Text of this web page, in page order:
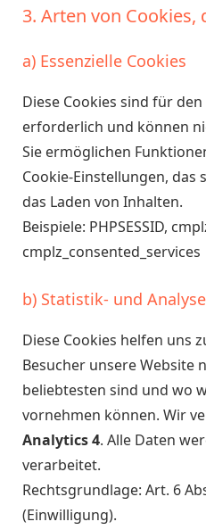
3. Arten von
a) Essenzielle Cookies
Diese Cookies sind für
erforderlich und können
Sie ermöglichen
Cookie-Einstellungen, das
das Laden von Inhalten.
Beispiele: PHPSESSID,
cmplz_consented_services
b) Statistik- und
Diese Cookies helfen uns
Besucher unsere Website
beliebtesten sind und wo
vornehmen können. Wir
Analytics 4. Alle Daten
verarbeitet.
Rechtsgrundlage: Art. 6
(Einwilligung).